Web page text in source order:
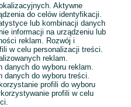
Aktywne
do celów identyfikacji.
lub kombinacji danych
informacji na urządzeniu lub
reklam. Rozwój i
w celu personalizacji treści.
reklam.
do wyboru reklam.
do wyboru treści.
profili do wyboru
profili w celu